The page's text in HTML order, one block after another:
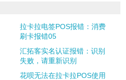
拉卡拉电签POS报错：消费
刷卡报错05
汇拓客实名认证报错：识别
失败，请重新识别
花呗无法在拉卡拉POS使用